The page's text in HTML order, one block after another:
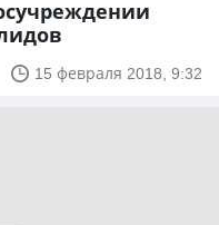
15 февраля 2018, 9:32